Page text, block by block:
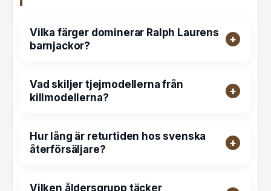
Vilka färger dominerar Ralph Laurens
barnjackor?
Vad skiljer tjejmodellerna från
killmodellerna?
Hur lång är returtiden hos svenska
återförsäljare?
Vilken åldersgrupp täcker